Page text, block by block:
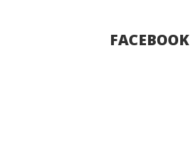
FACEBOOK